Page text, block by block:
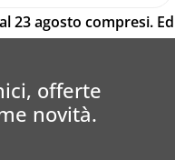
23 agosto compresi.
offerte
novità.